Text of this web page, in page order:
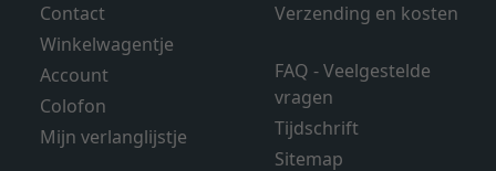
Contact
Winkelwagentje
Account
Colofon
Mijn verlanglijstje
Verzending en kosten
FAQ - Veelgestelde
vragen
Tijdschrift
Sitemap